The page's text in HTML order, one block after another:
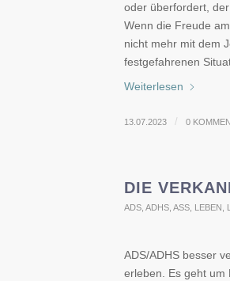
oder überfordert,
Wenn die Freude
nicht mehr mit dem
festgefahrenen
Weiterlesen
13.07.2023 / 0
DIE
ADS, ADHS, ASS LEBEN
ADS/ADHS besser
erleben. Es geht um